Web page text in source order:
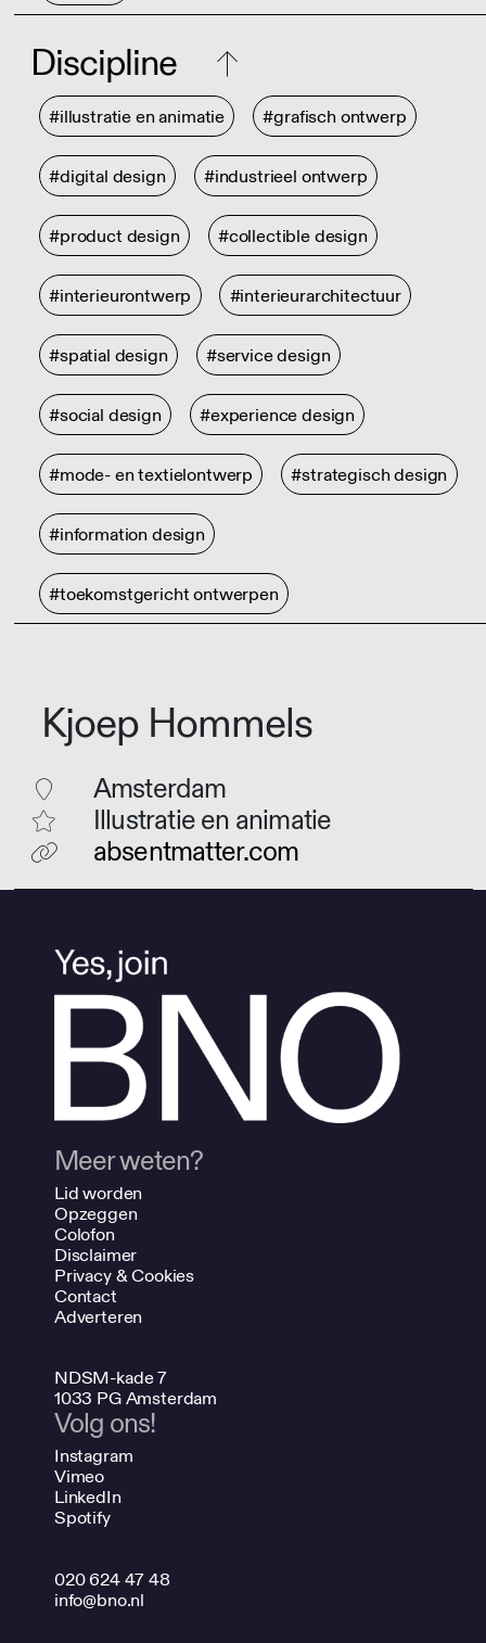
Discipline
#illustratie en animatie #grafisch ontwerp
#digital design #industrieel ontwerp
#product design #collectible design
#interieurontwerp #interieurarchitectuur
#spatial design #service design
#social design #experience design
#mode- en textielontwerp #strategisch design
#information design
#toekomstgericht ontwerpen
Kjoep Hommels
Amsterdam
Illustratie en animatie
absentmatter.com
Meer weten?
Lid worden
Opzeggen
Colofon
Disclaimer
Privacy & Cookies
Contact
Adverteren
NDSM-kade 7
1033 PG Amsterdam
Volg ons!
Instagram
Vimeo
LinkedIn
Spotify
020 624 47 48
info@bno.nl